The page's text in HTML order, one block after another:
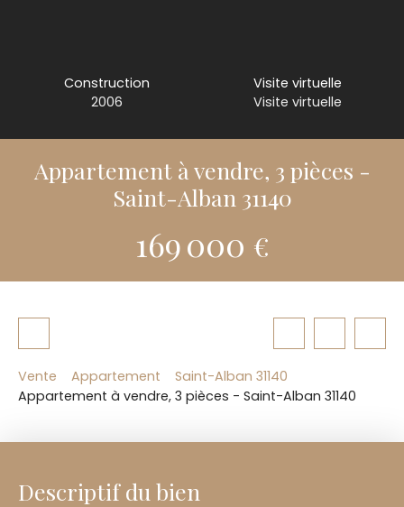
Construction
2006
Visite virtuelle
Visite virtuelle
Appartement à vendre, 3 pièces -
Saint-Alban 31140
169 000 €
Vente Appartement
Saint-Alban 31140
Appartement à vendre, 3 pièces - Saint-Alban 31140
Descriptif du bien